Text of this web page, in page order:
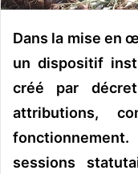
i
e
Dans la mise en
un dispositif
créé par
attributions,
sessions